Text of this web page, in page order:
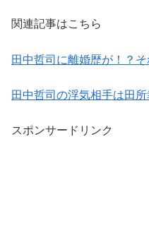
関連記事はこちら
田中哲司に離婚歴が！？
田中哲司の浮気相手は田
スポンサードリンク